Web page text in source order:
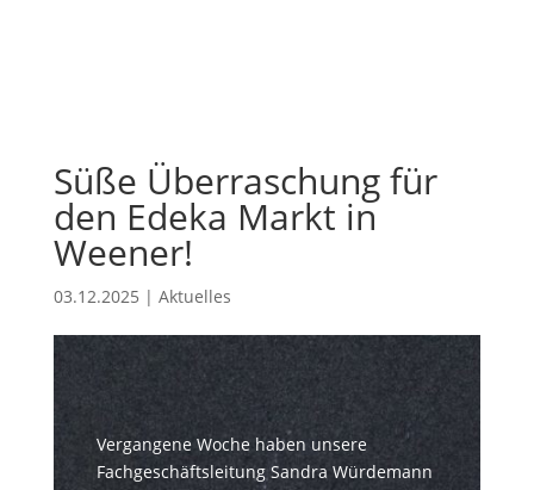
Süße Überraschung für
den Edeka Markt in
Weener!
03.12.2025 | Aktuelles
Vergangene Woche haben unsere
Fachgeschäftsleitung Sandra Würdemann